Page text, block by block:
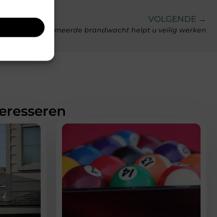
VOLGENDE →
Een rijksgediplomeerde brandwacht helpt u veilig werken